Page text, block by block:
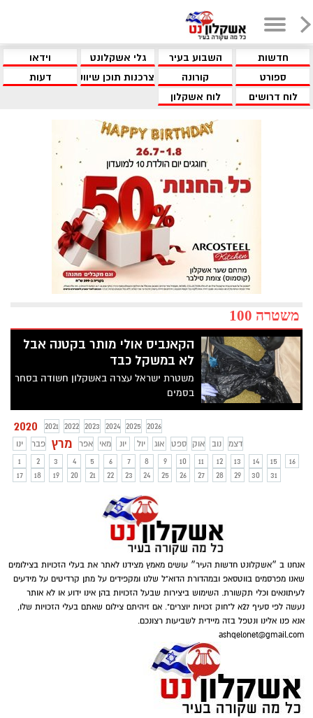
חדשות השבוע בעיר גלי אשקלונט
וידאו
ספורט
קורונה צרכנות תוכן שיווקי
דעות
לוח דרושים
לוח אשקלון
משטרה 100
הקאנביס אולי מותר בקטנה אבל
לא במשקל כבד
משטרת ישראל עצרה באשקלון חשודה בסחר
בסמים
2020 2021 2022 2023 2024 2025
2026
ינו
פבר מרץ אפר מאי יונ יול אוג ספט אוק נוב
דצמ
1
2 3 4 5 6 7 8 9 10 11 12 13 14 15
16
17
18 19 20 21 22 23 24 25 26 27 28 29 30 31
אנחנו ב ״אשקלונט חדשות העיר״ עושים מאמץ מצידנו לאתר את בעלי הזכויות בצילומים
שאנו מפרסמים בווטסאפ ובמהדורת הדוא"ל שלנו ומקפידים על מתן קרדיטים על מידעים
לעיתונאים וכלי תקשורת. השימוש ביצירות שבעל הזכויות בהן אינו ידוע או לא אותר
נעשה לפי סעיף 27א ל"חוק זכויות יוצרים". אם זיהיתם צילום שאתם בעלי הזכויות שלו,
אנא פנו אלינו ונטפל בזה מיידית לשביעות רצונכם.
ashqelonet@gmail.com